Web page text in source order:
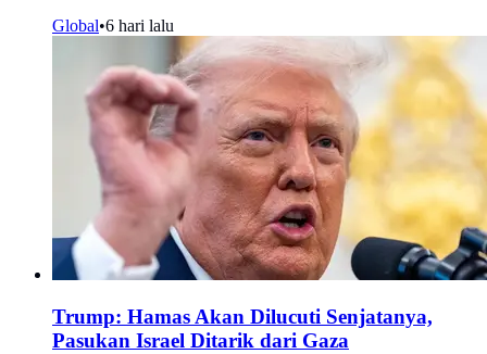
Global•6 hari lalu
Trump: Hamas Akan Dilucuti Senjatanya,
Pasukan Israel Ditarik dari Gaza